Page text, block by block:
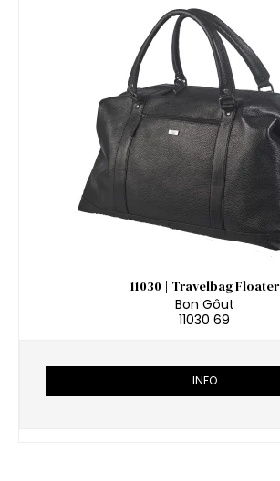
11030 | Travelbag Floater
Bon Gôut
11030 69
INFO